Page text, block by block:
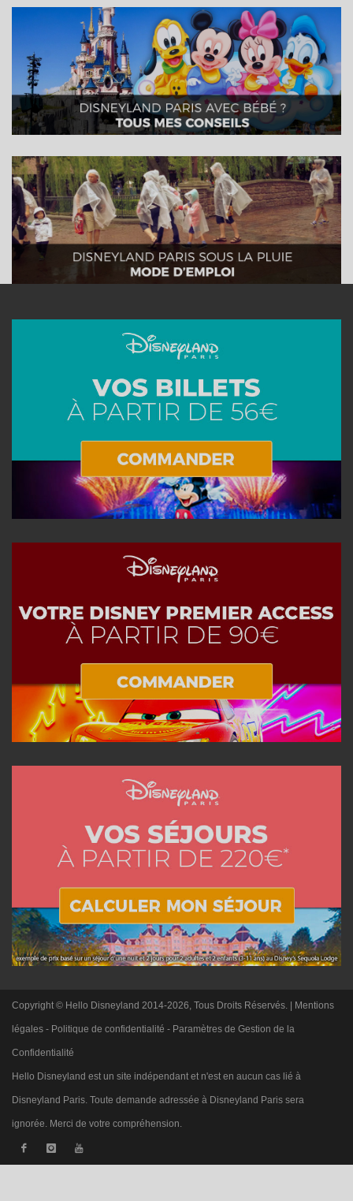
Copyright © Hello Disneyland 2014-2026, Tous Droits Réservés. | Mentions
légales - Politique de confidentialité - Paramètres de Gestion de la
Confidentialité
Hello Disneyland est un site indépendant et n'est en aucun cas lié à
Disneyland Paris. Toute demande adressée à Disneyland Paris sera
ignorée. Merci de votre compréhension.